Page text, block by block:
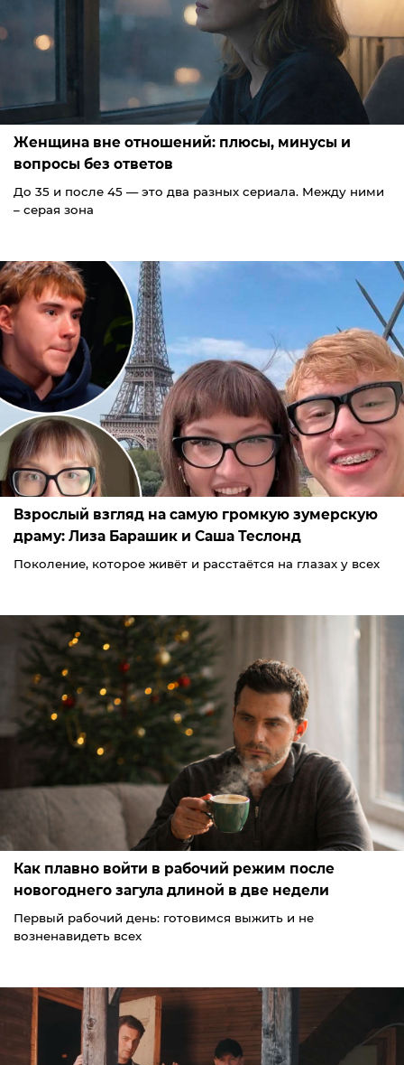
Женщина вне отношений: плюсы, минусы и
вопросы без ответов
До 35 и после 45 — это два разных сериала. Между ними
– серая зона
Взрослый взгляд на самую громкую зумерскую
драму: Лиза Барашик и Саша Теслонд
Поколение, которое живёт и расстаётся на глазах у всех
Как плавно войти в рабочий режим после
новогоднего загула длиной в две недели
Первый рабочий день: готовимся выжить и не
возненавидеть всех